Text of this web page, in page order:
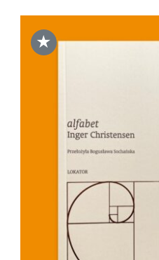
★
DODAJ DO KOSZYKA